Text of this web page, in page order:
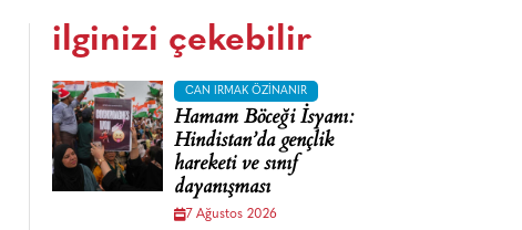
ilginizi çekebilir
CAN IRMAK ÖZINANIR
Hamam Böceği İsyanı:
Hindistan’da gençlik
hareketi ve sınıf
dayanışması
7 Ağustos 2026